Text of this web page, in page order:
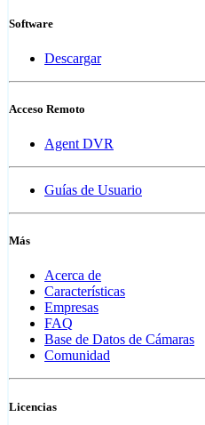
Software
Descargar
Acceso Remoto
Agent DVR
Guías de Usuario
Más
Acerca de
Características
Empresas
FAQ
Base de Datos de Cámaras
Comunidad
Licencias